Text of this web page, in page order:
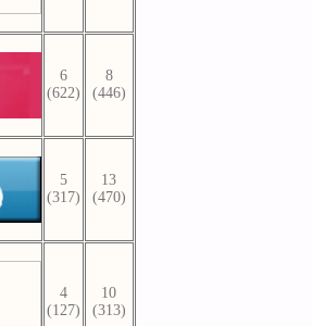
6
(622)
8
(446)
5
(317)
13
(470)
4
(127)
10
(313)